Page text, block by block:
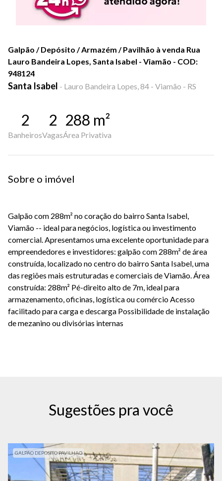
Galpão / Depósito / Armazém / Pavilhão à venda Rua
Lauro Bandeira Lopes, Santa Isabel - Viamão - COD:
948124
Santa Isabel - Lauro Bandeira Lopes, 84 - Viamão - RS
2
Banheiros
2
Vagas
288 m²
Área Privativa
Sobre o imóvel
Galpão com 288m² no coração do bairro Santa Isabel,
Viamão -- ideal para negócios, logística ou investimento
comercial. Apresentamos uma excelente oportunidade para
empreendedores e investidores: galpão com 288m² de área
construída, localizado no centro do bairro Santa Isabel, uma
das regiões mais estruturadas e comerciais de Viamão. Área
construída: 288m² Pé-direito alto de 7m, ideal para
armazenamento, oficinas, logística ou comércio Acesso
facilitado para carga e descarga Possibilidade de instalação
de mezanino ou divisórias internas
Sugestões pra você
GALPAO DEPOSITO PAVILHAO